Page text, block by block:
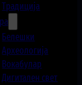
Традиција
Белешки
Археологија
Вокабулар
Дигитален свет